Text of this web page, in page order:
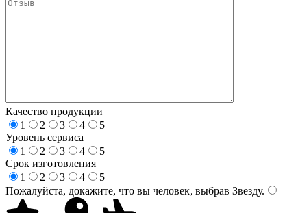
Качество продукции
1
2 3 4
5
Уровень сервиса
1
2 3 4
5
Срок изготовления
1
2 3 4
5
Пожалуйста, докажите, что вы человек, выбрав Звезду.